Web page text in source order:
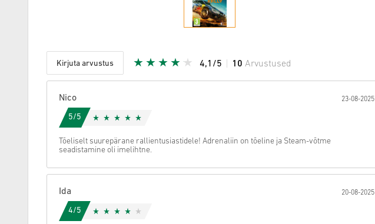
Kirjuta arvustus 4,1/5 10 Arvustused
Tühista
Nico 23-08-2025
5/5
Tõeliselt suurepärane rallientusiastidele! Adrenaliin on tõeline ja Steam-võtme
seadistamine oli imelihtne.
Ida 20-08-2025
4/5